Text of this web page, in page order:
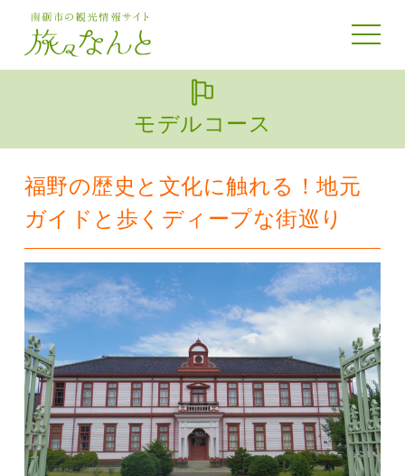
toggle
モデルコース
福野の歴史と文化に触れる！地元
ガイドと歩くディープな街巡り